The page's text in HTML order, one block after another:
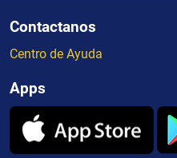
Contactanos
Centro de Ayuda
Apps